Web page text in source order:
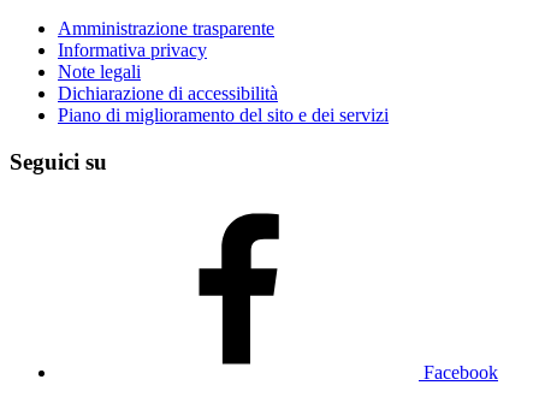
Amministrazione trasparente
Informativa privacy
Note legali
Dichiarazione di accessibilità
Piano di miglioramento del sito e dei servizi
Seguici su
Facebook